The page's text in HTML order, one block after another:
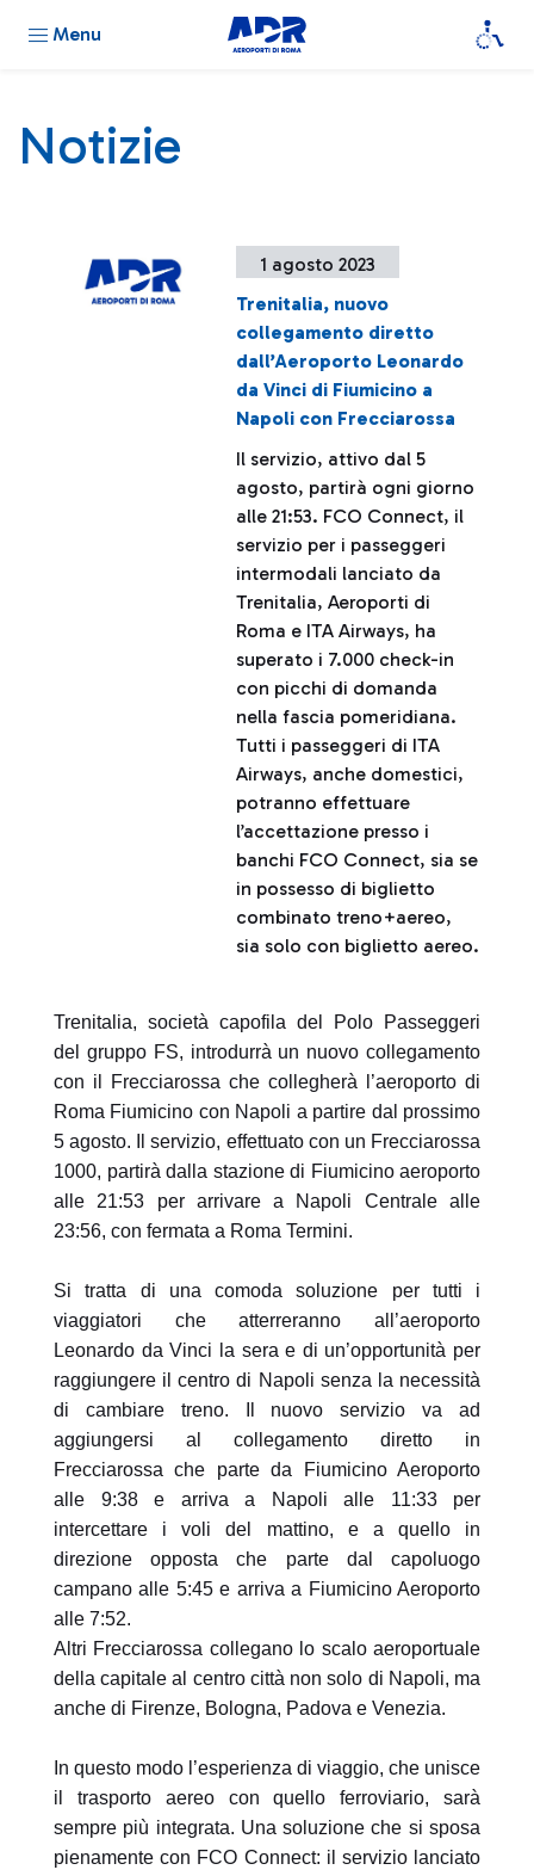
Menu
Notizie
1 agosto 2023
Trenitalia, nuovo
collegamento diretto
dall’Aeroporto Leonardo
da Vinci di Fiumicino a
Napoli con Frecciarossa
Il servizio, attivo dal 5
agosto, partirà ogni giorno
alle 21:53. FCO Connect, il
servizio per i passeggeri
intermodali lanciato da
Trenitalia, Aeroporti di
Roma e ITA Airways, ha
superato i 7.000 check-in
con picchi di domanda
nella fascia pomeridiana.
Tutti i passeggeri di ITA
Airways, anche domestici,
potranno effettuare
l’accettazione presso i
banchi FCO Connect, sia se
in possesso di biglietto
combinato treno+aereo,
sia solo con biglietto aereo.
Trenitalia, società capofila del Polo Passeggeri
del gruppo FS, introdurrà un nuovo collegamento
con il Frecciarossa che collegherà l’aeroporto di
Roma Fiumicino con Napoli a partire dal prossimo
5 agosto. Il servizio, effettuato con un Frecciarossa
1000, partirà dalla stazione di Fiumicino aeroporto
alle 21:53 per arrivare a Napoli Centrale alle
23:56, con fermata a Roma Termini.
Si tratta di una comoda soluzione per tutti i
viaggiatori che atterreranno all’aeroporto
Leonardo da Vinci la sera e di un’opportunità per
raggiungere il centro di Napoli senza la necessità
di cambiare treno. Il nuovo servizio va ad
aggiungersi al collegamento diretto in
Frecciarossa che parte da Fiumicino Aeroporto
alle 9:38 e arriva a Napoli alle 11:33 per
intercettare i voli del mattino, e a quello in
direzione opposta che parte dal capoluogo
campano alle 5:45 e arriva a Fiumicino Aeroporto
alle 7:52.
Altri Frecciarossa collegano lo scalo aeroportuale
della capitale al centro città non solo di Napoli, ma
anche di Firenze, Bologna, Padova e Venezia.
In questo modo l’esperienza di viaggio, che unisce
il trasporto aereo con quello ferroviario, sarà
sempre più integrata. Una soluzione che si sposa
pienamente con FCO Connect: il servizio lanciato